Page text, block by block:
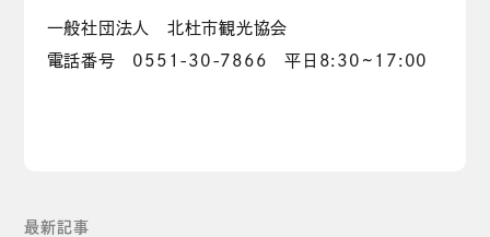
一般社団法人 北杜市観光協会
電話番号 0551-30-7866 平日8:30~17:00
最新記事